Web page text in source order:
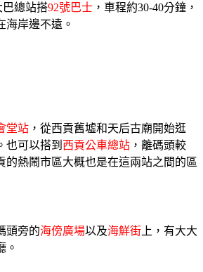
巴總站搭92號巴士 ，車程約30-40分鐘，
海岸邊不遠。
堂站 ，從西貢舊墟和天后古廟開始逛
也可以搭到 西貢公車總站 ，離碼頭較
的熱鬧市區大概也是在這兩站之間的區
頭旁的海傍廣場以及海鮮街 上，有大大
。